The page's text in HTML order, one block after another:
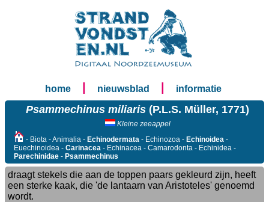
home nieuwsblad informatie
Psammechinus miliaris (P.L.S. Müller, 1771)
Kleine zeeappel
- Biota - Animalia - Echinodermata - Echinozoa - Echinoidea -
Euechinoidea - Carinacea - Echinacea - Camarodonta - Echinidea -
Parechinidae - Psammechinus
draagt stekels die aan de toppen paars gekleurd zijn, heeft
een sterke kaak, die 'de lantaarn van Aristoteles' genoemd
wordt.